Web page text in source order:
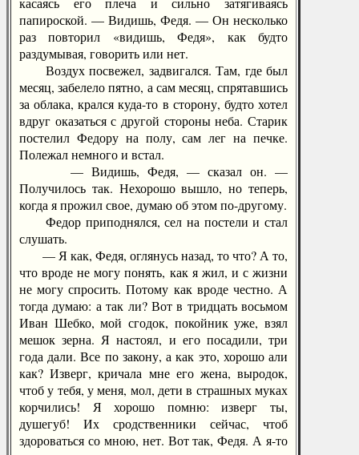
папироской. — Видишь, Федя. — Он несколько
раз повторил «видишь, Федя», как будто
раздумывая, говорить или нет.
Воздух посвежел, задвигался. Там, где был
месяц, забелело пятно, а сам месяц, спрятавшись
за облака, крался куда-то в сторону, будто хотел
вдруг оказаться с другой стороны неба. Старик
постелил Федору на полу, сам лег на печке.
Полежал немного и встал.
— Видишь, Федя, — сказал он. —
Получилось так. Нехорошо вышло, но теперь,
когда я прожил свое, думаю об этом по-другому.
Федор приподнялся, сел на постели и стал
слушать.
— Я как, Федя, оглянусь назад, то что? А то,
что вроде не могу понять, как я жил, и с жизни
не могу спросить. Потому как вроде честно. А
тогда думаю: а так ли? Вот в тридцать восьмом
Иван Шебко, мой сгодок, покойник уже, взял
мешок зерна. Я настоял, и его посадили, три
года дали. Все по закону, а как это, хорошо али
как? Изверг, кричала мне его жена, выродок,
чтоб у тебя, у меня, мол, дети в страшных муках
корчились! Я хорошо помню: изверг ты,
душегуб! Их сродственники сейчас, чтоб
здороваться со мною, нет. Вот так, Федя. А я-то